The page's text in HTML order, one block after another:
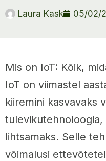
Laura Kask 05/02/
Mis on IoT: Kõik,
IoT on viimastel
kiiremini kasvavaks
lihtsamaks. Selle
võimalusi